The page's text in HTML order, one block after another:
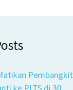
Pembangkit